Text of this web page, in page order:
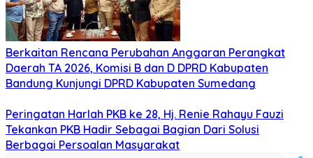
Berkaitan Rencana Perubahan Anggaran Perangkat
Daerah TA 2026, Komisi B dan D DPRD Kabupaten
Bandung Kunjungi DPRD Kabupaten Sumedang
Peringatan Harlah PKB ke 28, Hj. Renie Rahayu Fauzi
Tekankan PKB Hadir Sebagai Bagian Dari Solusi
Berbagai Persoalan Masyarakat